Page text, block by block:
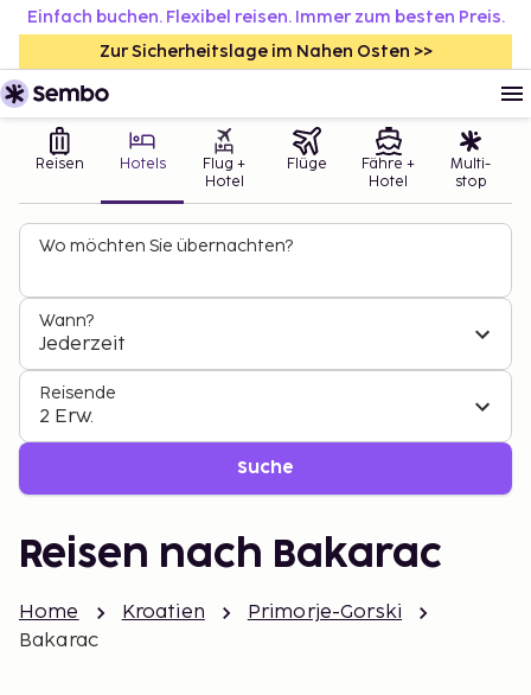
Einfach buchen. Flexibel reisen. Immer zum besten Preis.
Zur Sicherheitslage im Nahen Osten >>
Reisen Hotels
Flug +
Hotel
Flüge
Fähre +
Hotel
Multi-
stop
Wo möchten Sie übernachten?
Wann?
Jederzeit
Reisende
2 Erw.
Suche
Reisen nach Bakarac
Home Kroatien
Primorje-Gorski
Bakarac